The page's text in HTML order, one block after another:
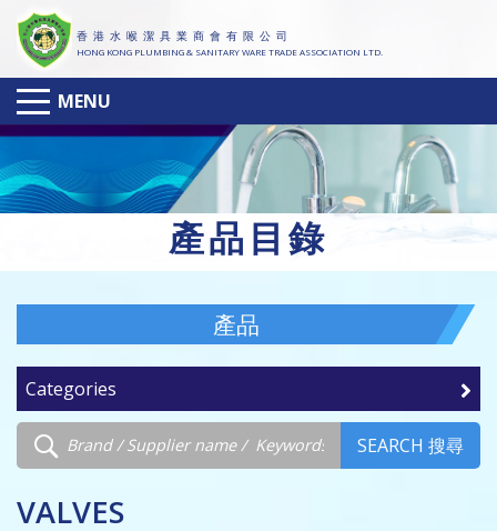
香 港 水 喉 潔 具 業 商 會 有 限 公 司
HONG KONG PLUMBING & SANITARY WARE TRADE ASSOCIATION LTD.
MENU
產品目錄
產品
Categories
SEARCH 搜尋
VALVES